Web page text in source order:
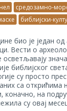
средозамно-
библијски-
био је један
Вести о
осветљавају
библијског
су просто
са открићима
коначно, на
су овај